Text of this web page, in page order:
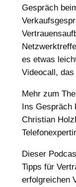
Gespräch
es etwas
Videocall,
Mehr zum
Ins Gespräch
Christian
Dieser
Tipps für
erfolgreichen